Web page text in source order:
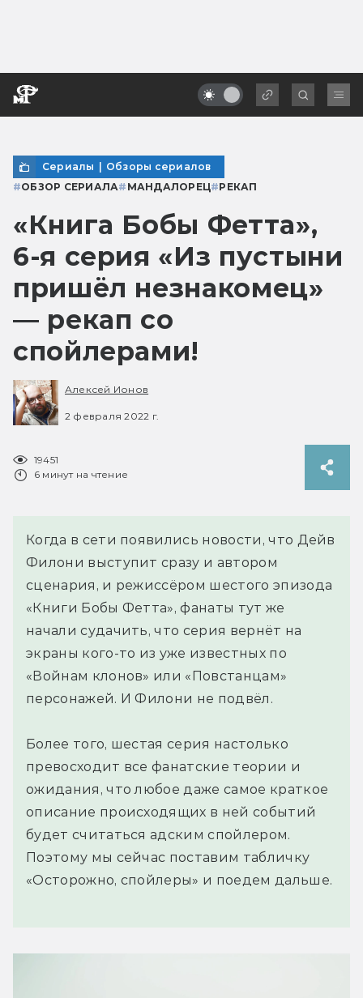
Сериалы | Обзоры сериалов
#ОБЗОР СЕРИАЛА# МАНДАЛОРЕЦ#РЕКАП
«Книга Бобы Фетта»,
6-я серия «Из пустыни
пришёл незнакомец»
— рекап со
спойлерами!
Алексей Ионов
2 февраля 2022 г.
19451
6 минут на чтение
Когда в сети появились новости, что Дейв
Филони выступит сразу и автором
сценария, и режиссёром шестого эпизода
«Книги Бобы Фетта», фанаты тут же
начали судачить, что серия вернёт на
экраны кого-то из уже известных по
«Войнам клонов» или «Повстанцам»
персонажей. И Филони не подвёл.
Более того, шестая серия настолько
превосходит все фанатские теории и
ожидания, что любое даже самое краткое
описание происходящих в ней событий
будет считаться адским спойлером.
Поэтому мы сейчас поставим табличку
«Осторожно, спойлеры» и поедем дальше.